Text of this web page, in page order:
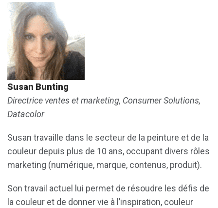
Susan Bunting
Directrice ventes et marketing, Consumer Solutions,
Datacolor
Susan travaille dans le secteur de la peinture et de la
couleur depuis plus de 10 ans, occupant divers rôles
marketing (numérique, marque, contenus, produit).
Son travail actuel lui permet de résoudre les défis de
la couleur et de donner vie à l’inspiration, couleur